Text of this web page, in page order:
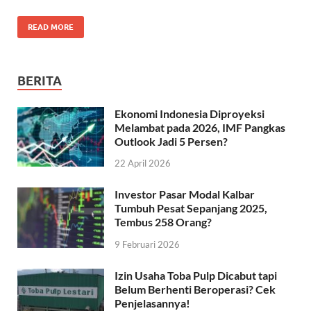
READ MORE
BERITA
Ekonomi Indonesia Diproyeksi
Melambat pada 2026, IMF Pangkas
Outlook Jadi 5 Persen?
22 April 2026
Investor Pasar Modal Kalbar
Tumbuh Pesat Sepanjang 2025,
Tembus 258 Orang?
9 Februari 2026
Izin Usaha Toba Pulp Dicabut tapi
Belum Berhenti Beroperasi? Cek
Penjelasannya!